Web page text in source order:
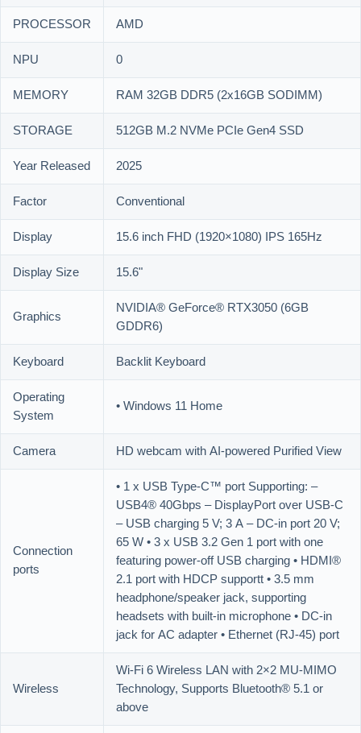
PROCESSOR
AMD
NPU
0
MEMORY
RAM 32GB DDR5 (2x16GB SODIMM)
STORAGE
512GB M.2 NVMe PCIe Gen4 SSD
Year Released
2025
Factor
Conventional
Display
15.6 inch FHD (1920×1080) IPS 165Hz
Display Size
15.6"
Graphics
NVIDIA® GeForce® RTX3050 (6GB
GDDR6)
Keyboard
Backlit Keyboard
Operating
System
• Windows 11 Home
Camera HD webcam with AI-powered Purified View
Connection
ports
• 1 x USB Type-C™ port Supporting: –
USB4® 40Gbps – DisplayPort over USB-C
– USB charging 5 V; 3 A – DC-in port 20 V;
65 W • 3 x USB 3.2 Gen 1 port with one
featuring power-off USB charging • HDMI®
2.1 port with HDCP supportt • 3.5 mm
headphone/speaker jack, supporting
headsets with built-in microphone • DC-in
jack for AC adapter • Ethernet (RJ-45) port
Wireless
Wi-Fi 6 Wireless LAN with 2×2 MU-MIMO
Technology, Supports Bluetooth® 5.1 or
above